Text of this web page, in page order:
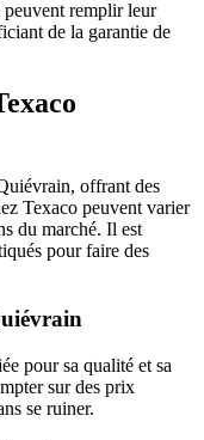
remplir leur
de la garantie de
offrant des
Texaco peuvent varier
du marché. Il est
pour faire des
pour sa qualité et sa
sur des prix
se ruiner.